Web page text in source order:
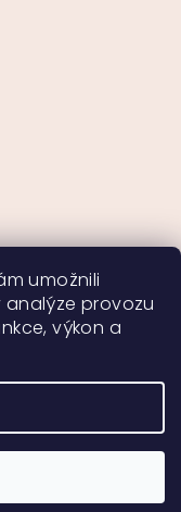
umožnili
provozu
výkon a